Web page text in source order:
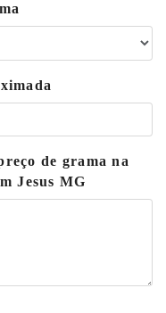
de grama na
Jesus MG